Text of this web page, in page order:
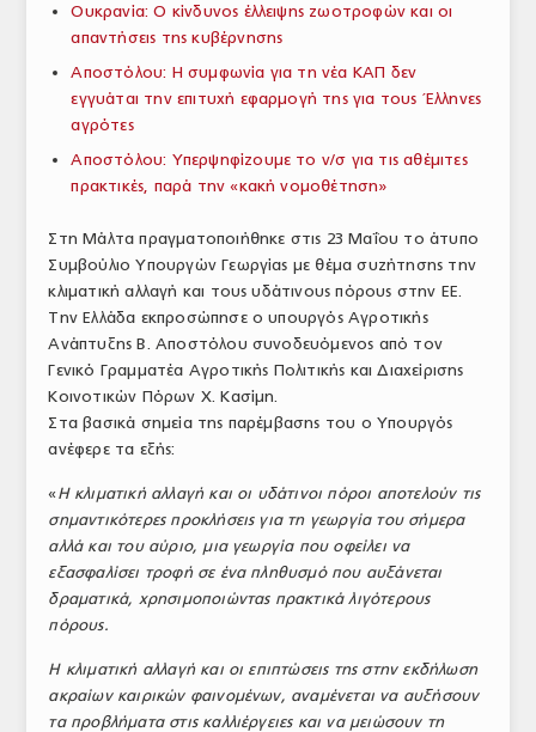
ΣΦΑΓΕΙΑ
ΠΡΩΤΕΣ ΥΛΕΣ
ΕΞΟΠΛΙΣΜΟΣ
ΥΠΗΡΕΣΙΕΣ
ΕΜΠΟΡΙΚΟΙ ΑΝΤΙΠΡΟΣΩΠΟΙ
ΝΟΜΟΘΕΣΙΑ
ΕΛΛΗΝΙΚΗ ΝΟΜΟΘΕΣΙΑ
ΕΥΡΩΠΑΪΚΗ ΝΟΜΟΘΕΣΙΑ
ΤΟ ΠΕΡΙΟΔΙΚΟ
ΑΡΧΕΙΟ ΤΕΥΧΩΝ
ΣΥΝΕΔΡΙΟ ΚΡΕΑΤΟΣ
Ουκρανία: Ο κίνδυνος έλλειψης ζωοτροφών και οι
απαντήσεις της κυβέρνησης
Αποστόλου: Η συμφωνία για τη νέα ΚΑΠ δεν
εγγυάται την επιτυχή εφαρμογή της για τους Έλληνες
αγρότες
Αποστόλου: Υπερψηφίζουμε το ν/σ για τις αθέμιτες
πρακτικές, παρά την «κακή νομοθέτηση»
Στη Μάλτα πραγματοποιήθηκε στις 23 Μαΐου το άτυπο
Συμβούλιο Υπουργών Γεωργίας με θέμα συζήτησης την
κλιματική αλλαγή και τους υδάτινους πόρους στην ΕΕ.
Την Ελλάδα εκπροσώπησε ο υπουργός Αγροτικής
Ανάπτυξης Β. Αποστόλου συνοδευόμενος από τον
Γενικό Γραμματέα Αγροτικής Πολιτικής και Διαχείρισης
Κοινοτικών Πόρων Χ. Κασίμη.
Στα βασικά σημεία της παρέμβασης του ο Υπουργός
ανέφερε τα εξής:
«Η κλιματική αλλαγή και οι υδάτινοι πόροι αποτελούν τις
σημαντικότερες προκλήσεις για τη γεωργία του σήμερα
αλλά και του αύριο, μια γεωργία που οφείλει να
εξασφαλίσει τροφή σε ένα πληθυσμό που αυξάνεται
δραματικά, χρησιμοποιώντας πρακτικά λιγότερους
πόρους.
Η κλιματική αλλαγή και οι επιπτώσεις της στην εκδήλωση
ακραίων καιρικών φαινομένων, αναμένεται να αυξήσουν
τα προβλήματα στις καλλιέργειες και να μειώσουν τη